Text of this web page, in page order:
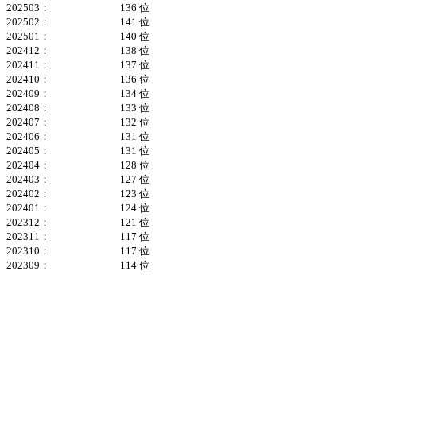
202503：
136 位
202502：
141 位
202501：
140 位
202412：
138 位
202411：
137 位
202410：
136 位
202409：
134 位
202408：
133 位
202407：
132 位
202406：
131 位
202405：
131 位
202404：
128 位
202403：
127 位
202402：
123 位
202401：
124 位
202312：
121 位
202311：
117 位
202310：
117 位
202309：
114 位